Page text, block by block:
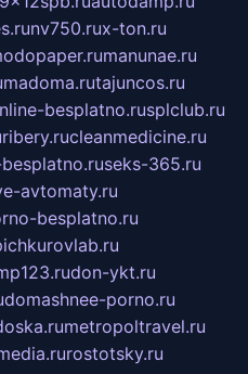
nv750.rux-ton.ru
manunae.ru
madoma.rutajuncos.ru
besplatno.rusplclub.ru
ribery.rucleanmedicine.ru
seks-365.ru
avtomaty.ru
besplatno.ru
don-ykt.ru
domashnee-porno.ru
metropoltravel.ru
rostotsky.ru